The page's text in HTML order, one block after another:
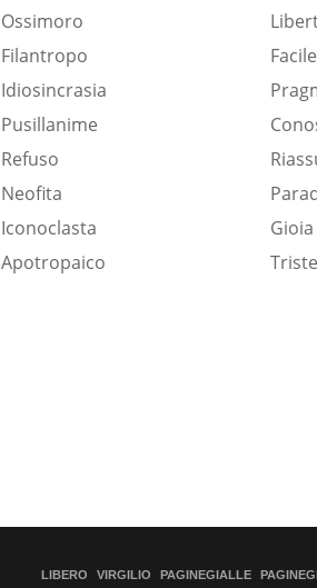
Ossimoro
Filantropo
Idiosincrasia
Pusillanime
Refuso
Neofita
Iconoclasta
Apotropaico
Facile
Gioia
LIBERO VIRGILIO PAGINEGIALLE